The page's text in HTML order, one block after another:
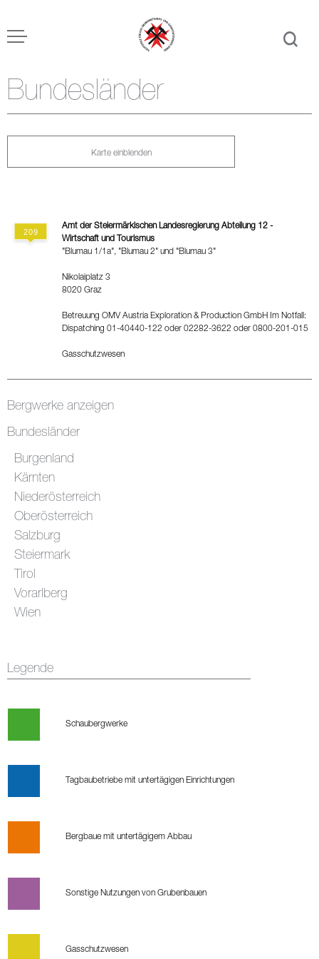
Bundesländer
Karte einblenden
Bergwerke anzeigen
Bundesländer
Burgenland
Kärnten
Niederösterreich
Oberösterreich
Salzburg
Steiermark
Tirol
Vorarlberg
Wien
Legende
Schaubergwerke
Tagbaubetriebe mit untertägigen Einrichtungen
Bergbaue mit untertägigem Abbau
Sonstige Nutzungen von Grubenbauen
Gasschutzwesen
Amt der Steiermärkischen Landesregierung Abteilung 12 -
Wirtschaft und Tourismus
"Blumau 1/1a", "Blumau 2" und "Blumau 3"
Nikolaiplatz 3
8020 Graz
Betreuung OMV Austria Exploration & Production GmbH Im Notfall:
Dispatching 01-40440-122 oder 02282-3622 oder 0800-201-015
Gasschutzwesen